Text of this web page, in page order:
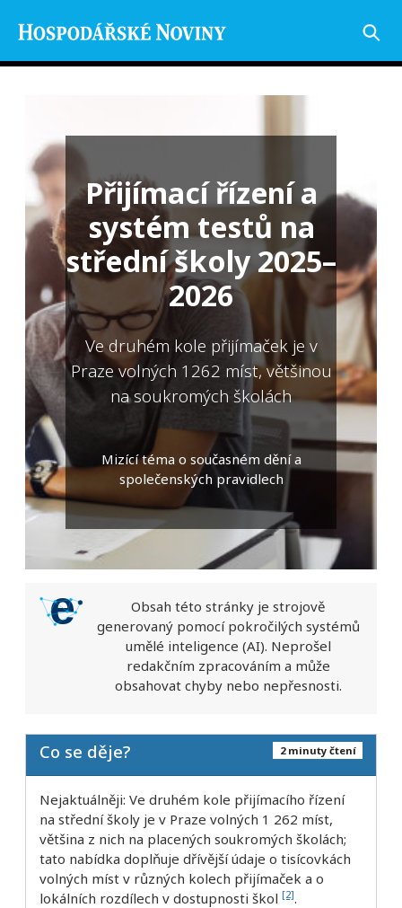
Přijímací řízení a
systém testů na
střední školy 2025–
2026
Ve druhém kole přijímaček je v
Praze volných 1262 míst, většinou
na soukromých školách
Mizící téma o současném dění a
společenských pravidlech
Obsah této stránky je strojově
generovaný pomocí pokročilých systémů
umělé inteligence (AI). Neprošel
redakčním zpracováním a může
obsahovat chyby nebo nepřesnosti.
2 minuty čtení
Co se děje?
Nejaktuálněji: Ve druhém kole přijímacího řízení
na střední školy je v Praze volných 1 262 míst,
většina z nich na placených soukromých školách;
tato nabídka doplňuje dřívější údaje o tisícovkách
volných míst v různých kolech přijímaček a o
lokálních rozdílech v dostupnosti škol [2].